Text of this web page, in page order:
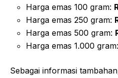
Harga emas 100 gram:
Harga emas 250 gram:
Harga emas 500 gram:
Harga emas 1.000 gram:
Sebagai informasi